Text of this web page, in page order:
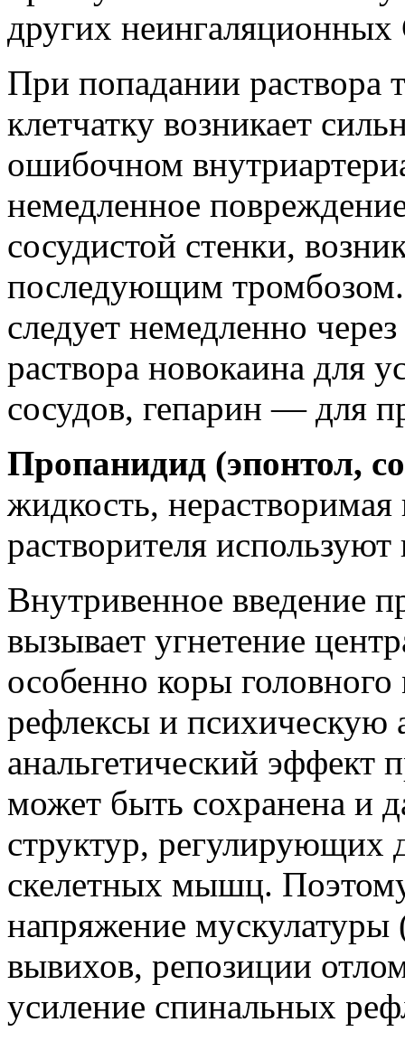
других
При попадании раствора
клетчатку возникает
ошибочном
немедленное
сосудистой стенки,
последующим
следует немедленно
раствора новокаина для
сосудов, гепарин — для
Пропанидид (эпонтол,
жидкость, нерастворимая
растворителя
Внутривенное введение
вызывает угнетение
особенно коры головного
рефлексы и психическую
анальгетический эффект
может быть сохранена и
структур, регулирующих
скелетных мышц.
напряжение
вывихов, репозиции
усиление спинальных